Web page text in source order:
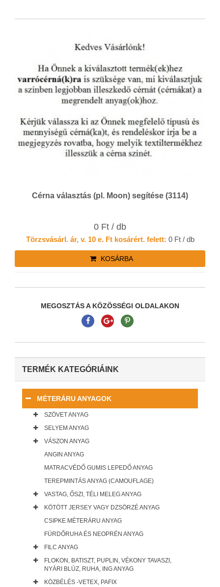
Cérna választás (pl. Moon) segítése (3114)
0 Ft / db
Törzsvásárl. ár, v. 10 e. Ft kosárért. felett: 0 Ft / db
KOSÁRBA
MEGOSZTÁS A KÖZÖSSÉGI OLDALAKON
TERMÉK KATEGÓRIÁINK
MÉTERÁRU ANYAGOK
SZÖVET ANYAG
SELYEM ANYAG
VÁSZON ANYAG
ANGIN ANYAG
MATRACVÉDŐ GUMIS LEPEDŐ ANYAG
TEREPMINTÁS ANYAG (CAMOUFLAGE)
VASTAG, ŐSZI, TÉLI MELEG ANYAG
KÖTÖTT JERSEY VAGY DZSÖRZÉ ANYAG
CSIPKE MÉTERÁRU ANYAG
FÜRDŐRUHA ÉS NEOPRÉN ANYAG
FILC ANYAG
FLOKON, BATISZT, PUPLIN, VÉKONY TAVASZI,
NYÁRI BLÚZ, RUHA, ING ANYAG
KÖZBÉLÉS -VETEX, PAFIX